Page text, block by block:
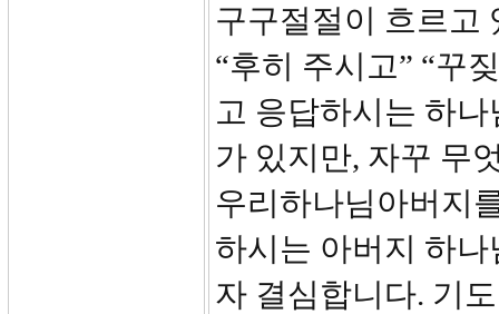
구구절절이 흐르고
“후히 주시고” “꾸
고 응답하시는 하
가 있지만, 자꾸 무
우리하나님아버지
하시는 아버지 하
자 결심합니다. 기